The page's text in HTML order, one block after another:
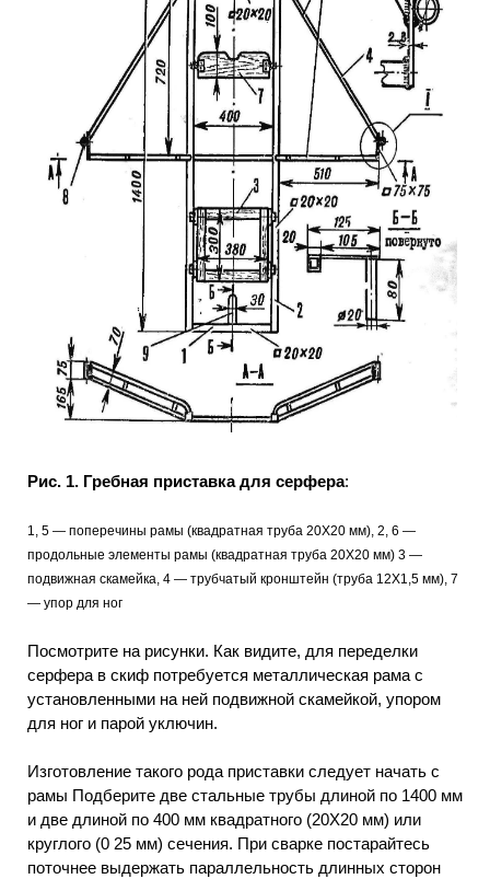
Рис. 1. Гребная приставка для серфера:
1, 5 — поперечины рамы (квадратная труба 20X20 мм), 2, 6 —
продольные элементы рамы (квадратная труба 20X20 мм) 3 —
подвижная скамейка, 4 — трубчатый кронштейн (труба 12X1,5 мм), 7
— упор для ног
Посмотрите на рисунки. Как видите, для переделки
серфера в скиф потребуется металлическая рама с
установленными на ней подвижной скамейкой, упором
для ног и парой уключин.
Изготовление такого рода приставки следует начать с
рамы Подберите две стальные трубы длиной по 1400 мм
и две длиной по 400 мм квадратного (20X20 мм) или
круглого (0 25 мм) сечения. При сварке постарайтесь
поточнее выдержать параллельность длинных сторон